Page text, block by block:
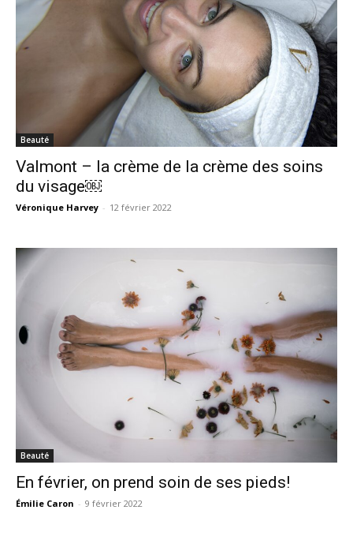
Beauté
Valmont – la crème de la crème des soins
du visage￼
Véronique Harvey - 12 février 2022
Beauté
En février, on prend soin de ses pieds!
Émilie Caron - 9 février 2022